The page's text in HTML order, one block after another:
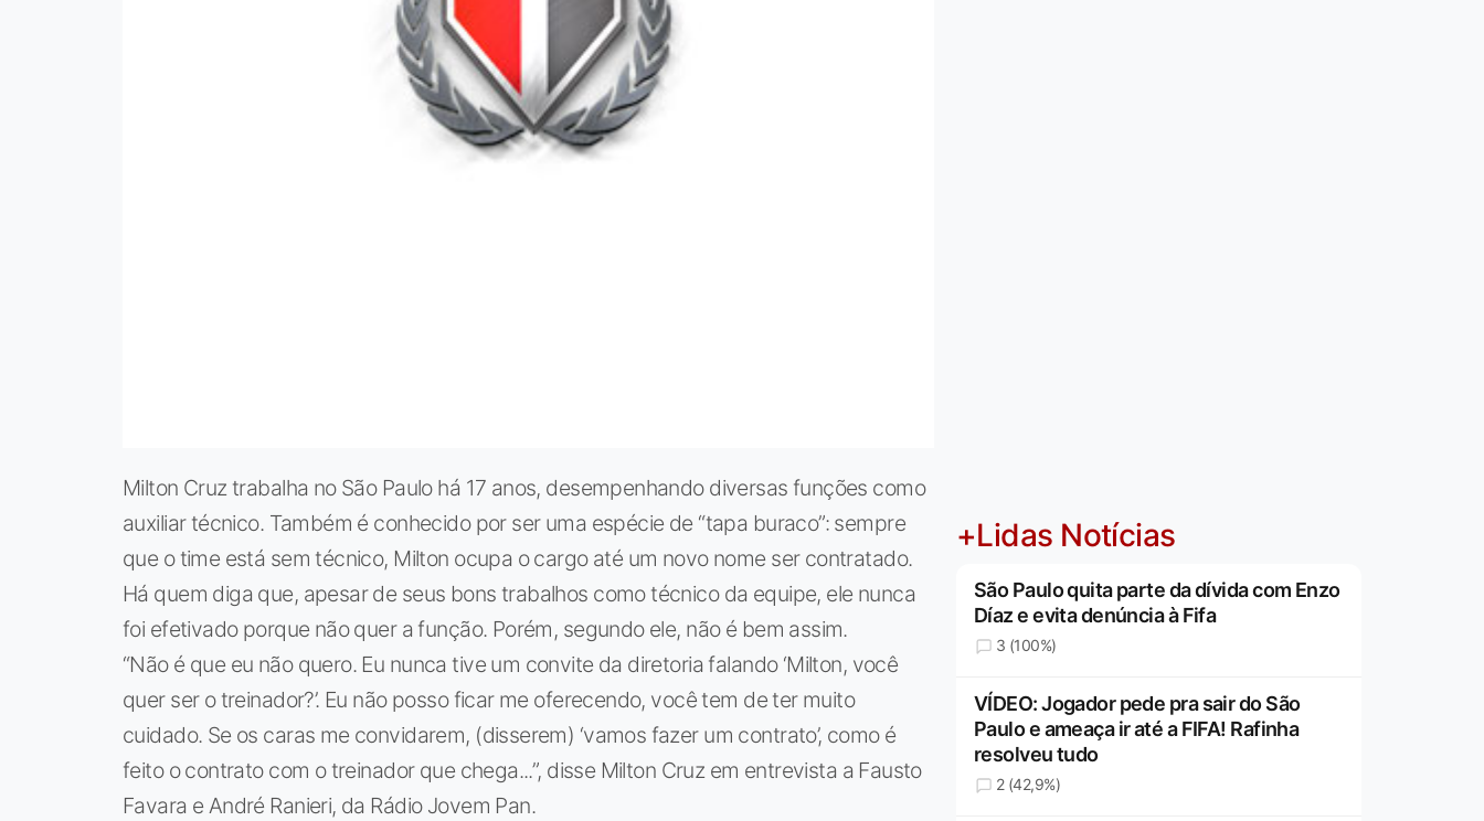
Milton Cruz trabalha no São Paulo há 17 anos, desempenhando diversas funções como
auxiliar técnico. Também é conhecido por ser uma espécie de “tapa buraco”: sempre
que o time está sem técnico, Milton ocupa o cargo até um novo nome ser contratado.
Há quem diga que, apesar de seus bons trabalhos como técnico da equipe, ele nunca
foi efetivado porque não quer a função. Porém, segundo ele, não é bem assim.
“Não é que eu não quero. Eu nunca tive um convite da diretoria falando ‘Milton, você
quer ser o treinador?’. Eu não posso ficar me oferecendo, você tem de ter muito
cuidado. Se os caras me convidarem, (disserem) ‘vamos fazer um contrato’, como é
feito o contrato com o treinador que chega...”, disse Milton Cruz em entrevista a Fausto
Favara e André Ranieri, da Rádio Jovem Pan.
+Lidas Notícias
São Paulo quita parte da dívida com Enzo
Díaz e evita denúncia à Fifa
3 (100%)
VÍDEO: Jogador pede pra sair do São
Paulo e ameaça ir até a FIFA! Rafinha
resolveu tudo
2 (42,9%)